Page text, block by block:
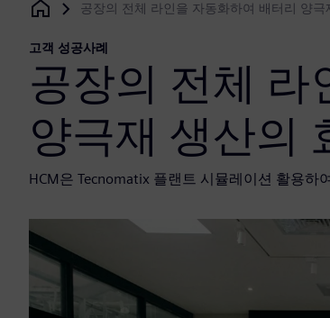
Siemens Digital Industries Software
공장의 전체 라인을 자동화하여 배터리 양극
고객 성공사례
공장의 전체 라
양극재 생산의
HCM은 Tecnomatix 플랜트 시뮬레이션 활용